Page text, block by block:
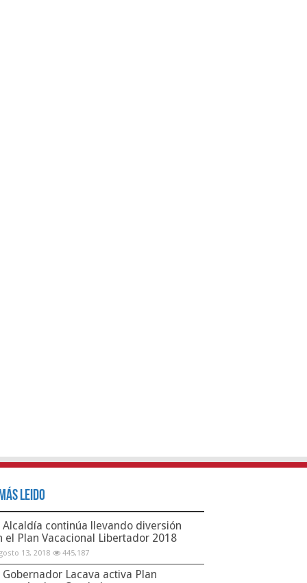
Leido
Alcaldía continúa llevando diversión
el Plan Vacacional Libertador 2018
13, 2018 445,187
Gobernador Lacava activa Plan